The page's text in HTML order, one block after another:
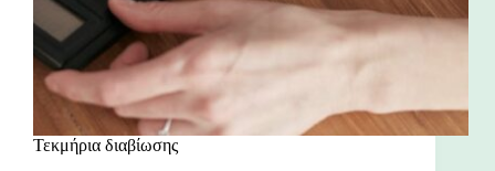
Τεκμήρια διαβίωσης